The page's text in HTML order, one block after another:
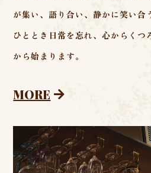
が集い、語り合い、静かに笑い合
ひととき日常を忘れ、心からくつ
から始まります。
MORE